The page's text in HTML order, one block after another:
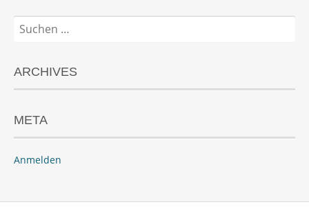
Suchen
nach:
ARCHIVES
META
Anmelden